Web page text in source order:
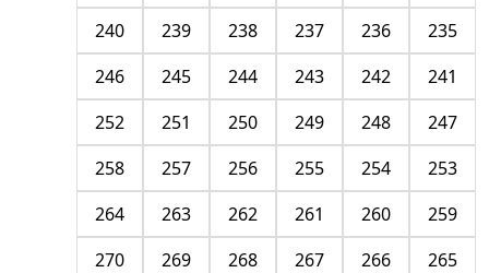
235
236
237
238
239
240
241
242
243
244
245
246
247
248
249
250
251
252
253
254
255
256
257
258
259
260
261
262
263
264
265
266
267
268
269
270